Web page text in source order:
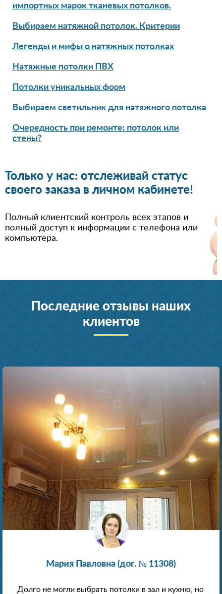
импортных марок тканевых потолков.
Выбираем натяжной потолок. Критерии
Легенды и мифы о натяжных потолках
Натяжные потолки ПВХ
Потолки уникальных форм
Выбираем светильник для натяжного потолка
Очередность при ремонте: потолок или
стены?
Только у нас: отслеживай статус
своего заказа в личном кабинете!
Полный клиентский контроль всех этапов и
полный доступ к информации с телефона или
компьютера.
Последние отзывы наших
клиентов
Мария Павловна (дог. № 11308)
Долго не могли выбрать потолки в зал и кухню, но